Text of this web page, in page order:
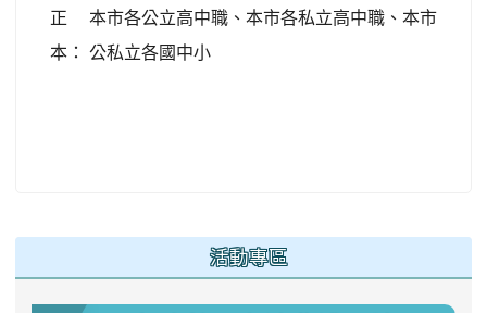
正
本：
本市各公立高中職、本市各私立高中職、本市
公私立各國中小
活動專區